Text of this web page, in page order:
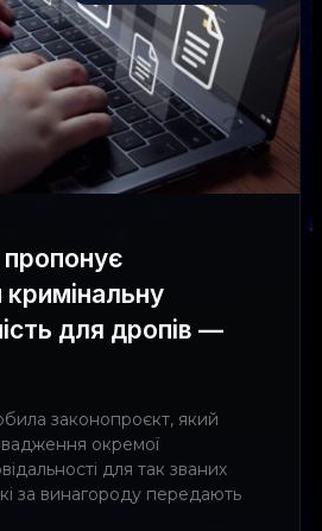
пропонує
для дропів —
законопроєкт, який
окремої
для так званих
за винагороду передають